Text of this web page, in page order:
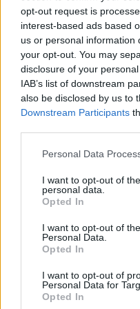
opt-out request is
interest-based ads based
us or personal information
your opt-out. You may
disclosure of your
IAB’s list of downstream
also be disclosed by us to
Downstream Participants
Personal Data
I want to opt-out of
personal data.
Opted In
I want to opt-out of
Personal Data.
Opted In
I want to opt-out of
Personal Data for
Opted In
συνεκτική λιμενική
λόγω τηςαπαξίωσης,
υπολειτουργίαςτου
Λιμενικό Ταμείο
παράδοση τουΛιμένα
Μάνης,στερείται
υποδομών, ακόμα και
ανταπεξέλθει και στις
υποστελέχωσης
παρουσιάζει και το
καθώς τα τελευταία
ουσιαστικής ενίσχυσής
Το τελευταίο διάσημα
δραστηριότητα εντός του